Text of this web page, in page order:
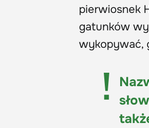
pierwiosnek
gatunków
wykopywać,